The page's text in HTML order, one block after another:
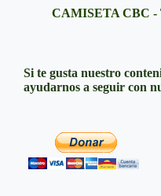
CAMISETA CBC
Si te gusta nuestro
ayudarnos a seguir con